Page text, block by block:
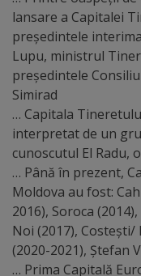
de
onoare
ai
titlului
„Merite
pentru
Ungheni”
lansare a Capitalei
președintele
Lupu, ministrul
președintele
Simirad
… Capitala
interpretat de un
cunoscutul El Radu,
… Până în prezent,
Moldova au fost:
2016), Soroca
Noi (2017), Costești/
(2020-2021), Ștefan
… Prima Capitală